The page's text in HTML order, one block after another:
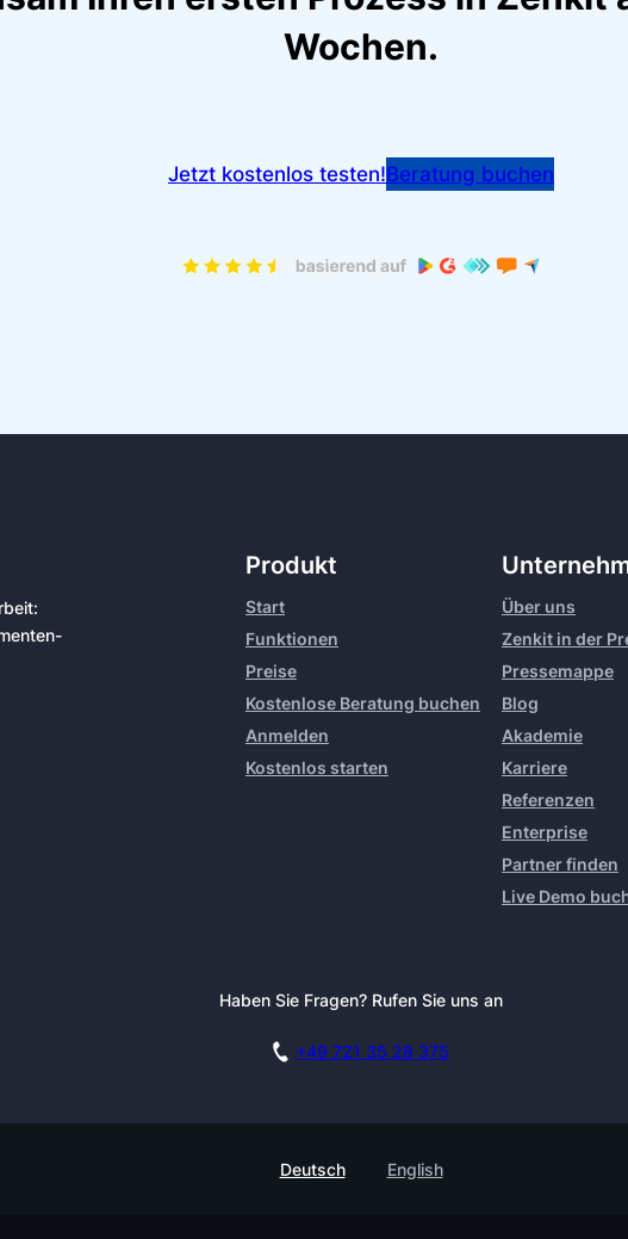
Wochen.
Jetzt kostenlos testen!Beratung buchen
Produkt
Start
Funktionen
Preise
Kostenlose Beratung buchen
Anmelden
Kostenlos starten
Über uns
Zenkit in der
Pressemappe
Blog
Akademie
Karriere
Referenzen
Enterprise
Partner finden
Live Demo
Haben Sie Fragen? Rufen Sie uns an
+49 721 35 28 375
Deutsch English